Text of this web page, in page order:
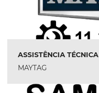
ASSISTÊNCIA TÉCNICA
MAYTAG